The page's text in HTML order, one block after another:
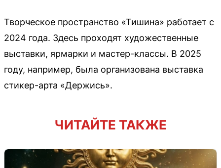
Творческое пространство «Тишина» работает с
2024 года. Здесь проходят художественные
выставки, ярмарки и мастер-классы. В 2025
году, например, была организована выставка
стикер-арта «Держись».
ЧИТАЙТЕ ТАКЖЕ